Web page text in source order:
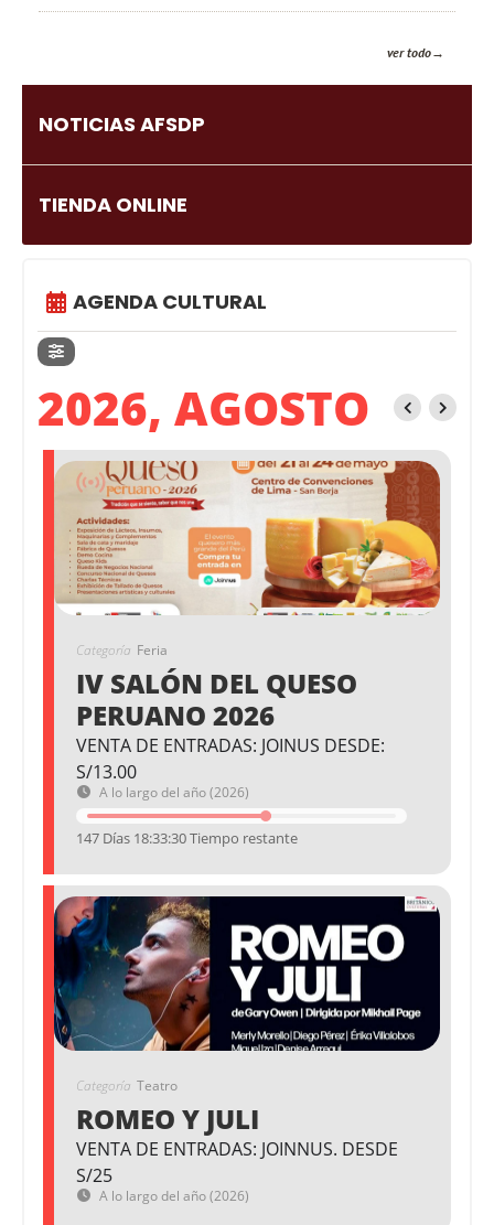
ver todo
NOTICIAS AFSDP
TIENDA ONLINE
AGENDA CULTURAL
2026, AGOSTO
Categoría Feria
IV SALÓN DEL QUESO
PERUANO 2026
VENTA DE ENTRADAS: JOINUS DESDE:
S/13.00
A lo largo del año (2026)
147 Días 18:33:29 Tiempo restante
Categoría Teatro
ROMEO Y JULI
VENTA DE ENTRADAS: JOINNUS. DESDE
S/25
A lo largo del año (2026)